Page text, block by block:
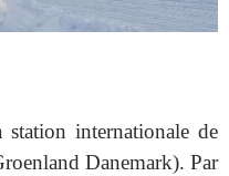
internationale de
Danemark). Par